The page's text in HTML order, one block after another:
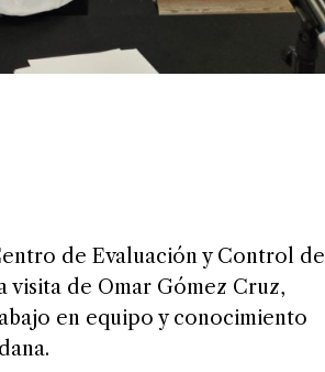
de Evaluación y Control de
visita de Omar Gómez Cruz,
en equipo y conocimiento